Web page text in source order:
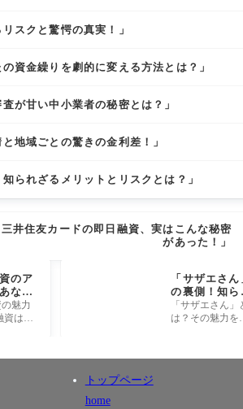
スクと驚愕の真実！」
資金繰りを劇的に変える方法とは？」
が甘い中小業者の秘密とは？」
地域ごとの驚きの金利差！」
られざるメリットとリスクとは？」
三井住友カードの即日融資、実はこんな秘密
があった！」
のア
なた
を劇
方法
魅力
は、
この
「サザエさん
の裏側！知ら
ざるキャラク
ーの秘密と感
「サザエさん」
は？その魅力を再
放送を開始して
トップページ
home